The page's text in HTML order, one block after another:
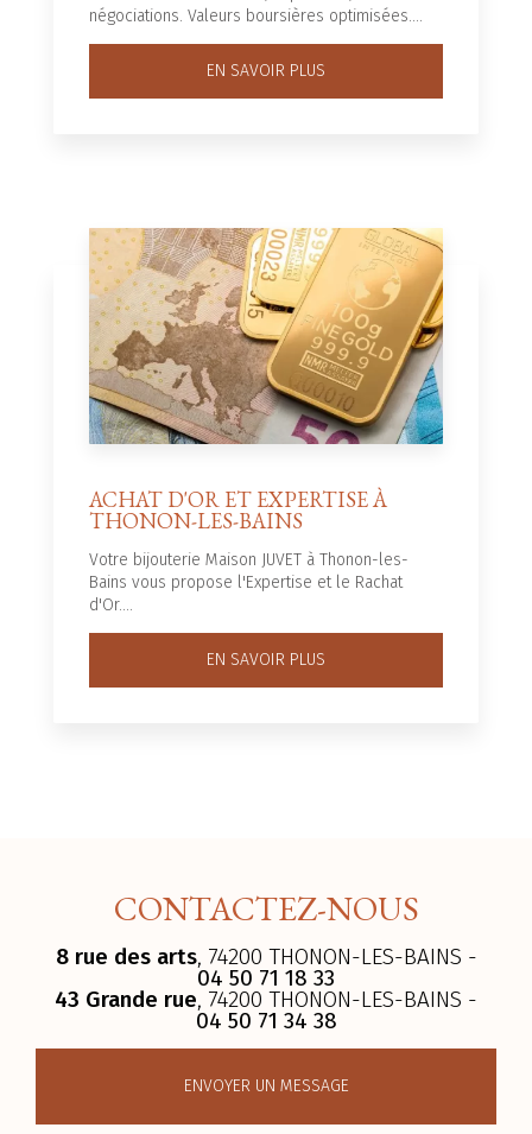
négociations. Valeurs boursières optimisées....
EN SAVOIR PLUS
ACHAT D'OR ET EXPERTISE À
THONON-LES-BAINS
Votre bijouterie Maison JUVET à Thonon-les-
Bains vous propose l'Expertise et le Rachat
d'Or....
EN SAVOIR PLUS
CONTACTEZ-NOUS
8 rue des arts, 74200 THONON-LES-BAINS -
04 50 71 18 33
43 Grande rue, 74200 THONON-LES-BAINS -
04 50 71 34 38
ENVOYER UN MESSAGE